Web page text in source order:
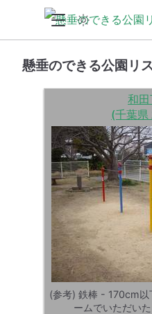
懸垂のできる公園リ
和
(千葉県
(参考) 鉄棒 - 170cm以
ームでいただい